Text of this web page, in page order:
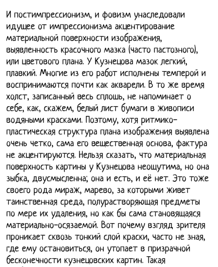
И постимпрессионизм, и фовизм унаследовали
идущее от импрессионизма акцентирование
материальной поверхности изображения,
выявленность красочного мазка (часто пастозного),
или цветового плана. У Кузнецова мазок легкий,
плавкий. Многие из его работ исполнены темперой и
воспринимаются почти как акварели. В то же время
холст, записанный весь сплошь, не напоминает о
себе, как, скажем, белый лист бумаги в живописи
водяными красками. Поэтому, хотя ритмико-
пластическая структура плана изображения выявлена
очень четко, сама его вещественная основа, фактура
не акцентируются. Нельзя сказать, что материальная
поверхность картины у Кузнецова неощутима, но она
зыбка, двусмысленна; она и есть, и её нет. Это тоже
своего рода мираж, марево, за которыми живет
таинственная среда, полурастворяющая предметы
по мере их удаления, но как бы сама становящаяся
материально-осязаемой. Вот почему взгляд зрителя
проникает сквозь тонкий слой краски, часто не зная,
где ему остановиться, он утопает в призрачной
бесконечности кузнецовских картин. Такая